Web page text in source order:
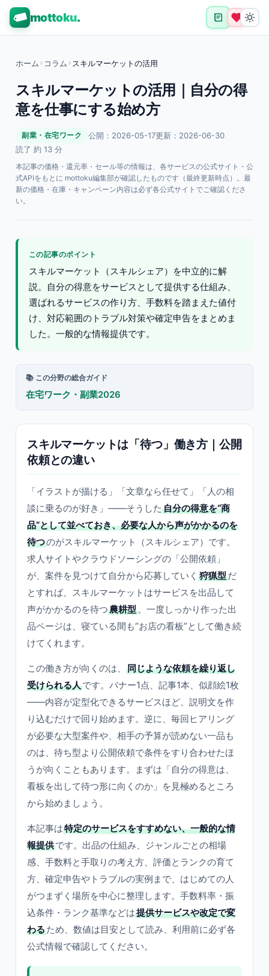
mottoku.
ホーム › コラム › スキルマーケットの活用
スキルマーケットの活用｜自分の得
意を仕事にする始め方
副業・在宅ワーク 公開：2026-05-17更新：2026-06-30
読了 約 13 分
本記事の価格・還元率・セール等の情報は、各サービスの公式サイト・公
式APIをもとに mottoku編集部が確認したものです（最終更新時点）。最
新の価格・在庫・キャンペーン内容は必ず各公式サイトでご確認くださ
い。
この記事のポイント
スキルマーケット（スキルシェア）を中立的に解
説。自分の得意をサービスとして提供する仕組み、
選ばれるサービスの作り方、手数料を踏まえた値付
け、対応範囲のトラブル対策や確定申告をまとめま
した。一般的な情報提供です。
📚 この分野の総合ガイド
在宅ワーク・副業2026
スキルマーケットは「待つ」働き方｜公開
依頼との違い
「イラストが描ける」「文章なら任せて」「人の相
談に乗るのが好き」——そうした 自分の得意を“商
品”として並べておき、必要な人から声がかかるのを
待つのがスキルマーケット（スキルシェア）です。
求人サイトやクラウドソーシングの「公開依頼」
が、案件を見つけて自分から応募していく 狩猟型だ
とすれば、スキルマーケットはサービスを出品して
声がかかるのを待つ農耕型。一度しっかり作った出
品ページは、寝ている間も“お店の看板”として働き続
けてくれます。
この働き方が向くのは、
同じような依頼を繰り返し
受けられる人です。バナー1点、記事1本、似顔絵1枚
——内容が定型化できるサービスほど、説明文を作
り込むだけで回り始めます。逆に、毎回ヒアリング
が必要な大型案件や、相手の予算が読めない一品も
のは、待ち型より公開依頼で条件をすり合わせたほ
うが向くこともあります。まずは「自分の得意は、
看板を出して待つ形に向くのか」を見極めるところ
から始めましょう。
本記事は特定のサービスをすすめない、一般的な情
報提供です。出品の仕組み、ジャンルごとの相場
感、手数料と手取りの考え方、評価とランクの育て
方、確定申告やトラブルの実例まで、はじめての人
がつまずく場所を中心に整理します。手数料率・振
込条件・ランク基準などは提供サービスや改定で変
わるため、数値は目安として読み、利用前に必ず各
公式情報で確認してください。